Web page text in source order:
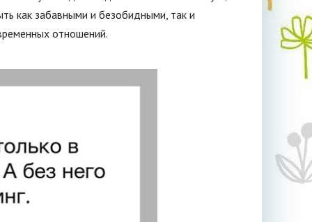
как забавными и безобидными, так и
отношений.